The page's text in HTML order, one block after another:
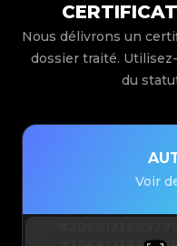
Nous délivrons un
dossier traité.
du
Voir